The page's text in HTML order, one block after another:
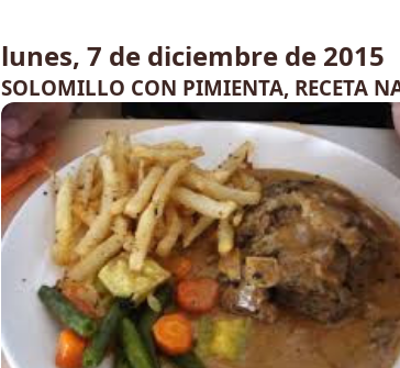
lunes, 7 de diciembre de 2015
SOLOMILLO CON PIMIENTA, RECETA